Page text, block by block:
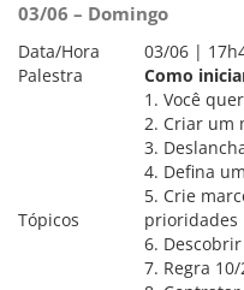
03/06 – Domingo
Data/Hora
03/06 |
Palestra
Como
Tópicos
1. Você
2. Criar um
3.
4. Defina
5. Crie
prioridades
6.
7. Regra